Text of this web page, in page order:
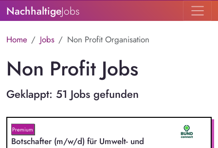
NachhaltigeJobs
Home Jobs Non Profit Organisation
Non Profit Jobs
Geklappt: 51 Jobs gefunden
Premium
Botschafter (m/w/d) für Umwelt- und